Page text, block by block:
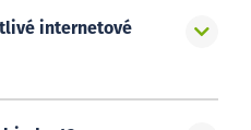
internetové